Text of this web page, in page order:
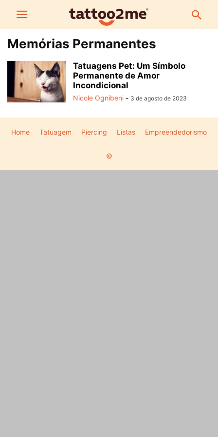
Memórias Permanentes
Tatuagens Pet: Um Símbolo
Permanente de Amor
Incondicional
Nicole Ognibeni - 3 de agosto de 2023
Home Tatuagem Piercing Listas Empreendedorismo
©